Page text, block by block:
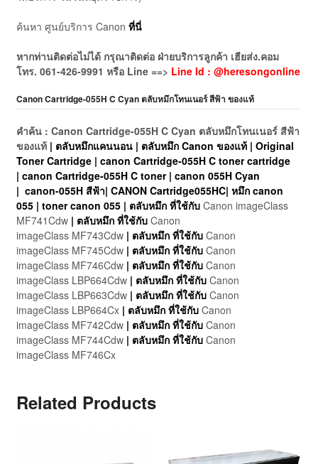
ค้นหา ศูนย์บริการ Canon ที่นี่
หากท่านติดต่อไม่ได้ กรุณาติดต่อ ฝ่ายบริการลูกค้า เฮียส่ง.คอม
โทร. 061-426-9991 หรือ Line ==> Line Id : @heresongonline
Canon Cartridge-055H C Cyan ตลับหมึกโทนเนอร์ สีฟ้า ของแท้
คำค้น : Canon Cartridge-055H C Cyan ตลับหมึกโทนเนอร์ สีฟ้า
ของแท้ | ตลับหมึกแคนนอน | ตลับหมึก Canon ของแท้ | Original
Toner Cartridge | canon Cartridge-055H C toner cartridge
| canon Cartridge-055H C toner | canon 055H Cyan
| canon-055H สีฟ้า| CANON Cartridge055HC| หมึก canon
055 | toner canon 055 | ตลับหมึก ที่ใช้กับ Canon imageClass
MF741Cdw | ตลับหมึก ที่ใช้กับ Canon
imageClass MF743Cdw | ตลับหมึก ที่ใช้กับ Canon
imageClass MF745Cdw | ตลับหมึก ที่ใช้กับ Canon
imageClass MF746Cdw | ตลับหมึก ที่ใช้กับ Canon
imageClass LBP664Cdw | ตลับหมึก ที่ใช้กับ Canon
imageClass LBP663Cdw | ตลับหมึก ที่ใช้กับ Canon
imageClass LBP664Cx | ตลับหมึก ที่ใช้กับ Canon
imageClass MF742Cdw | ตลับหมึก ที่ใช้กับ Canon
imageClass MF744Cdw | ตลับหมึก ที่ใช้กับ Canon
imageClass MF746Cx
Related Products